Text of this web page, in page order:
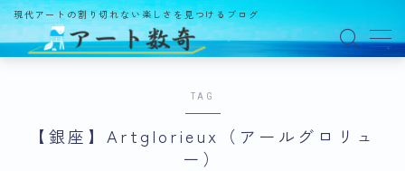
現代アートの割り切れない楽しさを見つけるブログ
TAG
【銀座】Artglorieux（アールグロリュ
ー）